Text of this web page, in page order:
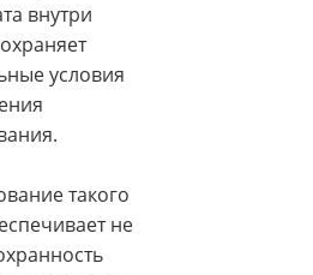
внутри
условия
такого
не